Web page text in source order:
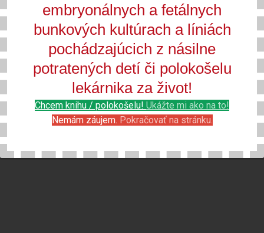
2. Prirodzenosť
embryonálnych a fetálnych
bunkových kultúrach a líniách
pochádzajúcich z násilne
potratených detí či polokošelu
lekárnika za život!
Chcem knihu / polokošelu! Ukážte mi ako na to!
Nemám záujem. Pokračovať na stránku.